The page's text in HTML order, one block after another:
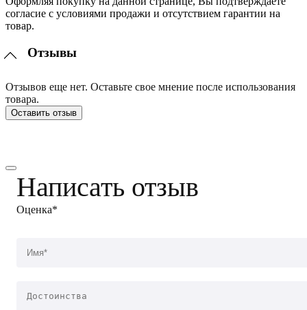
согласие с условиями продажи и отсутствием гарантии на
товар.
Отзывы
Отзывов еще нет. Оставьте свое мнение после использования
товара.
Оставить отзыв
Написать отзыв
Оценка*